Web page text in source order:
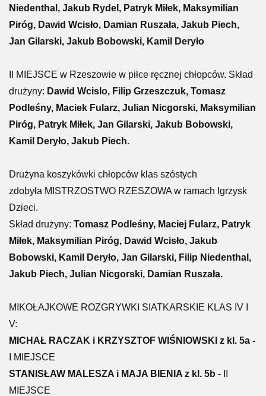
Niedenthal, Jakub Rydel, Patryk Miłek, Maksymilian
Piróg, Dawid Wcisło, Damian Ruszała, Jakub Piech,
Jan Gilarski, Jakub Bobowski, Kamil Deryło
II MIEJSCE w Rzeszowie w piłce ręcznej chłopców. Skład
drużyny: Dawid Wcislo, Filip Grzeszczuk, Tomasz
Podleśny, Maciek Fularz, Julian Nicgorski, Maksymilian
Piróg, Patryk Miłek, Jan Gilarski, Jakub Bobowski,
Kamil Deryło, Jakub Piech.
Drużyna koszykówki chłopców klas szóstych
zdobyła MISTRZOSTWO RZESZOWA w ramach Igrzysk
Dzieci.
Skład drużyny: Tomasz Podleśny, Maciej Fularz, Patryk
Miłek, Maksymilian Piróg, Dawid Wcisło, Jakub
Bobowski, Kamil Deryło, Jan Gilarski, Filip Niedenthal,
Jakub Piech, Julian Nicgorski, Damian Ruszała.
MIKOŁAJKOWE ROZGRYWKI SIATKARSKIE KLAS IV I
V:
MICHAŁ RACZAK i KRZYSZTOF WIŚNIOWSKI z kl. 5a -
I MIEJSCE
STANISŁAW MALESZA i MAJA BIENIA z kl. 5b -
MIEJSCE